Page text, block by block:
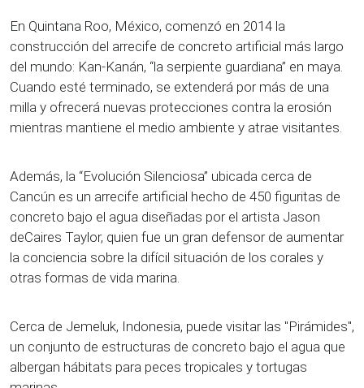
En Quintana Roo, México, comenzó en 2014 la
construcción del arrecife de concreto artificial más largo
del mundo: Kan-Kanán, “la serpiente guardiana” en maya.
Cuando esté terminado, se extenderá por más de una
milla y ofrecerá nuevas protecciones contra la erosión
mientras mantiene el medio ambiente y atrae visitantes.
Además, la “Evolución Silenciosa” ubicada cerca de
Cancún es un arrecife artificial hecho de 450 figuritas de
concreto bajo el agua diseñadas por el artista Jason
deCaires Taylor, quien fue un gran defensor de aumentar
la conciencia sobre la difícil situación de los corales y
otras formas de vida marina.
Cerca de Jemeluk, Indonesia, puede visitar las "Pirámides",
un conjunto de estructuras de concreto bajo el agua que
albergan hábitats para peces tropicales y tortugas